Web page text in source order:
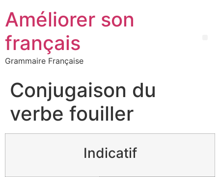
Améliorer son
français
Grammaire Française
Conjugaison du
verbe fouiller
Indicatif